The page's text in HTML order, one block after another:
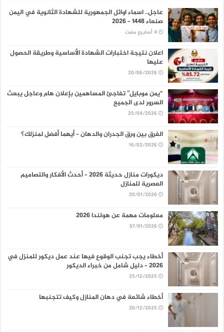
عاجل.. اسماء اوائل الجمهورية للشهادة الثانوية في اليمن
صنعاء 1448 – 2026
اعلان نتيجة اختبارات الشهادة الأساسية وطريقة الحصول
عليها
20/06/2026
“يمن موبايل” تفاجئ المساهمين بإعلان هام وعاجل يبعث
السرور لدى الجميع
25/04/2026
الفرق بين ورق الجدران والدهان – أيهما أفضل لمنزلك؟
16/02/2026
ديكورات منازل حديثة 2026 – أحدث الأفكار والتصاميم
العصرية للمنازل
20/01/2026
معلومات مهمة عن هولندا 2026
07/01/2026
أخطاء يجب تجنب الوقوع فيها عند عمل ديكور للمنزل في
2026 – دليل شامل من خبراء الديكور
25/12/2025
أخطاء شائعة في دهان المنازل وكيف تتجنبها
20/12/2025